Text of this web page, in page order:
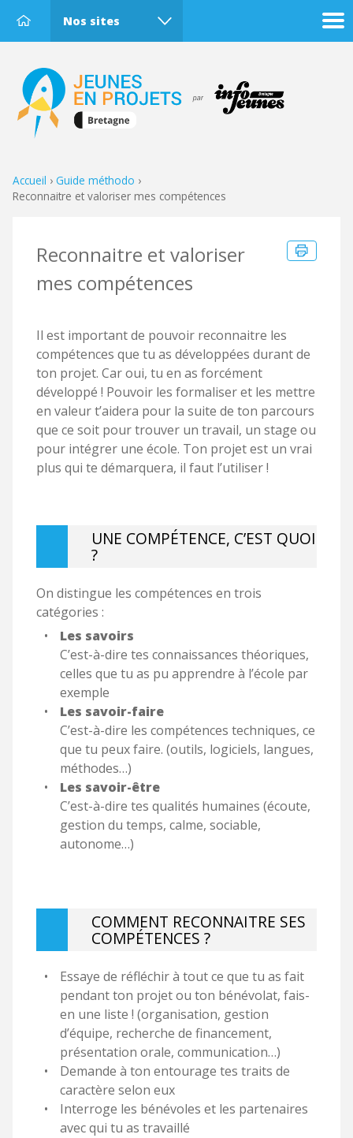
Nos sites
Accueil › Guide méthodo ›
Reconnaitre et valoriser mes compétences
Reconnaitre et valoriser
mes compétences
Il est important de pouvoir reconnaitre les
compétences que tu as développées durant de
ton projet. Car oui, tu en as forcément
développé ! Pouvoir les formaliser et les mettre
en valeur t’aidera pour la suite de ton parcours
que ce soit pour trouver un travail, un stage ou
pour intégrer une école. Ton projet est un vrai
plus qui te démarquera, il faut l’utiliser !
UNE COMPÉTENCE, C’EST QUOI
?
On distingue les compétences en trois
catégories :
Les savoirs
C’est-à-dire tes connaissances théoriques,
celles que tu as pu apprendre à l’école par
exemple
Les savoir-faire
C’est-à-dire les compétences techniques, ce
que tu peux faire. (outils, logiciels, langues,
méthodes…)
Les savoir-être
C’est-à-dire tes qualités humaines (écoute,
gestion du temps, calme, sociable,
autonome…)
COMMENT RECONNAITRE SES
COMPÉTENCES ?
Essaye de réfléchir à tout ce que tu as fait
pendant ton projet ou ton bénévolat, fais-
en une liste ! (organisation, gestion
d’équipe, recherche de financement,
présentation orale, communication…)
Demande à ton entourage tes traits de
caractère selon eux
Interroge les bénévoles et les partenaires
avec qui tu as travaillé